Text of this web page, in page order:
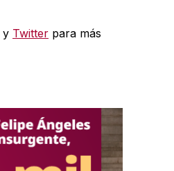
y Twitter para más